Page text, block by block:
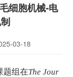
细胞机械-电
03-18
题组在The Jour